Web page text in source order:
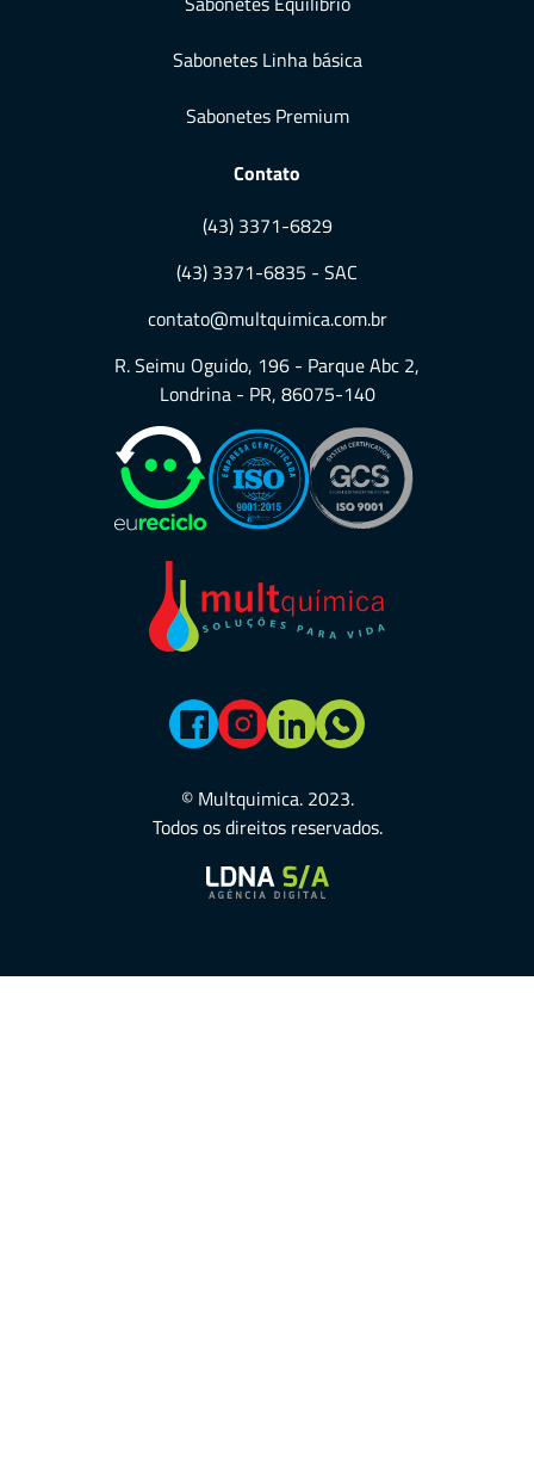
Sabonetes Linha básica
Sabonetes Premium
Contato
(43) 3371-6829
(43) 3371-6835 - SAC
contato@multquimica.com.br
R. Seimu Oguido, 196 - Parque Abc 2,
Londrina - PR, 86075-140
© Multquimica. 2023.
Todos os direitos reservados.